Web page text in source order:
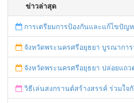
ข่าวล่าสุด
การเตรียมการป้องกันและแก้ไขปัญหา
จังหวัดพระนครศรีอยุธยา บูรณาการหน่วยงานที่เกี่ยวข้อง ลงพื้นที่จัดระเบียบและดำเนินมาตรการตามบทลงโทษสูงสุดกับผู้ประกอบการร้านค้าที่ยังฝ่าฝืนตั้งร้านค้ารุกล้ำเขตพื้นที่ท
จังหวัดพระนครศรีอยุธยา ปล่อยแถวตำรวจ ทหาร ฝ่ายปกครอง กว่า 100 นาย ตรวจเข้มท่ารถสาธารณะ สถานีขนส่งรถโดยสาร วินรถตู้ แ
วิธีเล่นสงกรานต์สร้างสรรค์ ร่วมใจ